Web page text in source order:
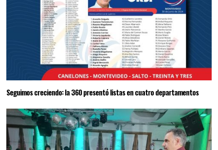
Seguimos creciendo: la 360 presentó listas en cuatro departamentos